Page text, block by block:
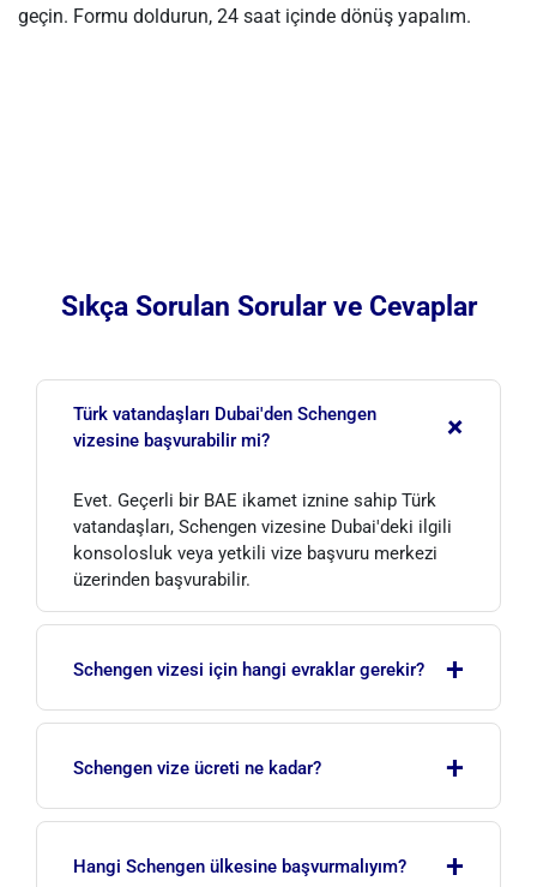
geçin. Formu doldurun, 24 saat içinde dönüş yapalım.
Sıkça Sorulan Sorular ve Cevaplar
Türk vatandaşları Dubai'den Schengen
vizesine başvurabilir mi?
+
Evet. Geçerli bir BAE ikamet iznine sahip Türk
vatandaşları, Schengen vizesine Dubai'deki ilgili
konsolosluk veya yetkili vize başvuru merkezi
üzerinden başvurabilir.
Schengen vizesi için hangi evraklar gerekir? +
biyometrik fotoğraf, BAE ikamet izni, Emirates
işveren/gelir belgesi ve asgari 30.000 € teminatlı
Schengen vize ücreti ne kadar? +
çocuklar için 45 €'dur. 6 yaş altı çocuklar harçtan
Hangi Schengen ülkesine başvurmalıyım? +